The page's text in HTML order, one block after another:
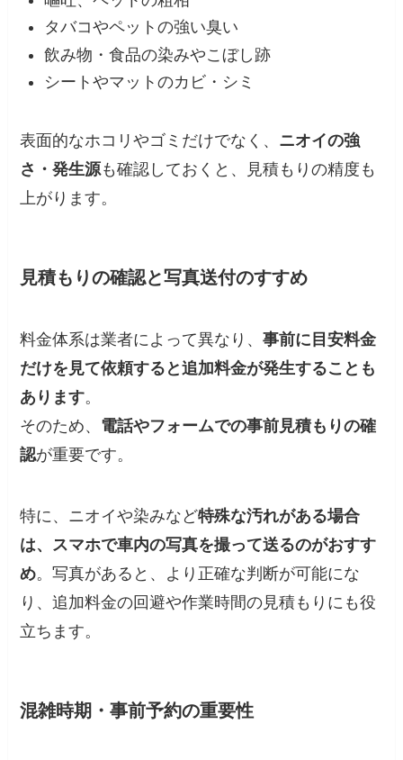
タバコやペットの強い臭い
飲み物・食品の染みやこぼし跡
シートやマットのカビ・シミ
表面的なホコリやゴミだけでなく、 ニオイの強
さ・発生源も確認しておくと、見積もりの精度も
上がります。
見積もりの確認と写真送付のすすめ
料金体系は業者によって異なり、事前に目安料金
だけを見て依頼すると追加料金が発生することも
あります。
そのため、 電話やフォームでの事前見積もりの確
認が重要です。
特に、ニオイや染みなど特殊な汚れがある場合
は、スマホで車内の写真を撮って送るのがおすす
め。写真があると、より正確な判断が可能にな
り、追加料金の回避や作業時間の見積もりにも役
立ちます。
混雑時期・事前予約の重要性